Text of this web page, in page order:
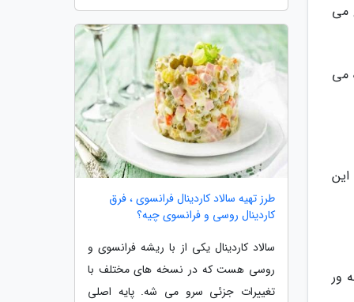
آغاز این بیماری در دهه سنی 40-30 و 50-40 رخ می
می
این
ور
طرز تهیه سالاد کاردینال فرانسوی ، فرق
کاردینال روسی و فرانسوی چیه؟
سالاد کاردینال یکی از با ریشه فرانسوی و
روسی هست که در نسخه های مختلف با
تغییرات جزئی سرو می شه. پایه اصلی